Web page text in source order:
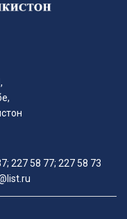
227 58 77; 227 58 73